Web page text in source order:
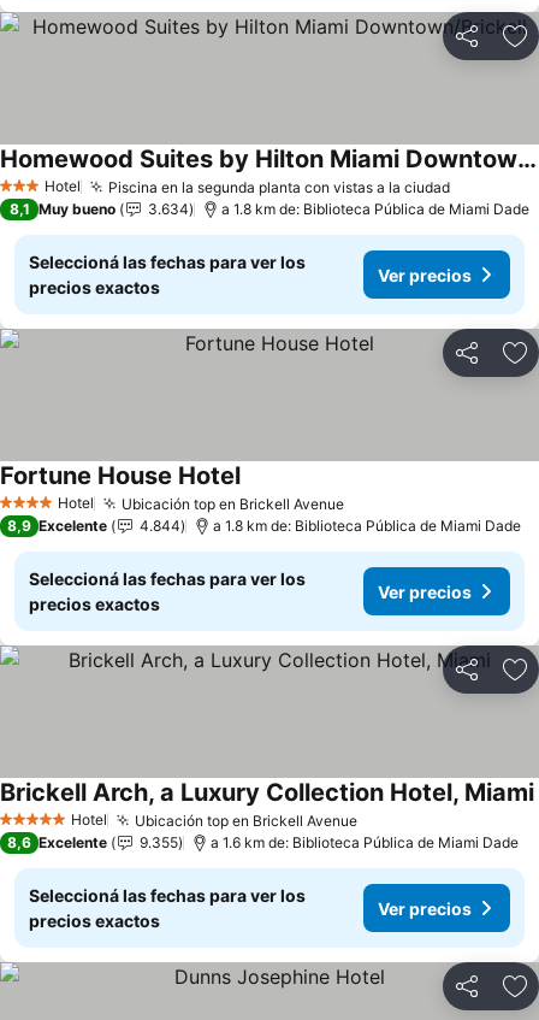
Compartir
3 Estrellas
Hotel Piscina en la segunda planta con vistas a la ciudadVer
Homewood Suites by Hilton Miami Downtown/Brickell
Ver precios
8,1 Muy bueno 3.634 a 1.8 km de: Biblioteca Pública de Miami Dade
Seleccioná las fechas para ver los
precios exactos
Ver precios
Compartir
4 EstrellasHotel Ubicación top en Brickell AvenueVer precios
Fortune House HotelVer precios
8,9 Excelente 4.844 a 1.8 km de: Biblioteca Pública de Miami Dade
Seleccioná las fechas para ver los
precios exactos
Ver precios
Compartir
5 Estrellas Hotel Ubicación top en Brickell AvenueVer precios
Brickell Arch, a Luxury Collection Hotel, Miami
8,6 Excelente 9.355 a 1.6 km de: Biblioteca Pública de Miami Dade
Seleccioná las fechas para ver los
precios exactos
Ver precios
Compartir